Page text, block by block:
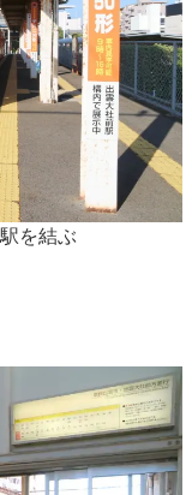
を結ぶ